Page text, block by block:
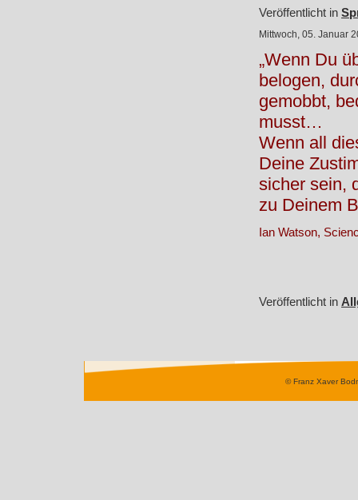
Veröffentlicht in
Mittwoch, 05. Januar
„Wenn Du
belogen,
gemobbt,
musst…
Wenn all
Deine
sicher sein,
zu Deinem
Ian Watson,
Veröffentlicht in
© Franz Xaver